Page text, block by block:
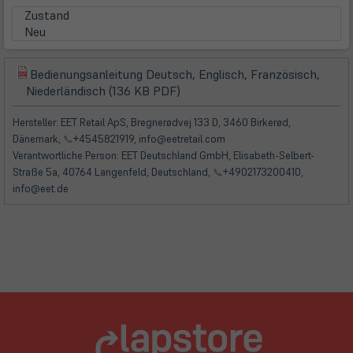
Zustand
Neu
(öffnet
in
neuem
Tab)
Bedienungsanleitung Deutsch, Englisch, Französisch,
Niederländisch (136 KB PDF)
in
neuem
Tab)
Hersteller: EET Retail ApS, Bregnerødvej 133 D, 3460 Birkerød,
Dänemark, 📞+4545821919, info@eetretail.com
Verantwortliche Person: EET Deutschland GmbH, Elisabeth-Selbert-
Straße 5a, 40764 Langenfeld, Deutschland, 📞+4902173200410,
info@eet.de